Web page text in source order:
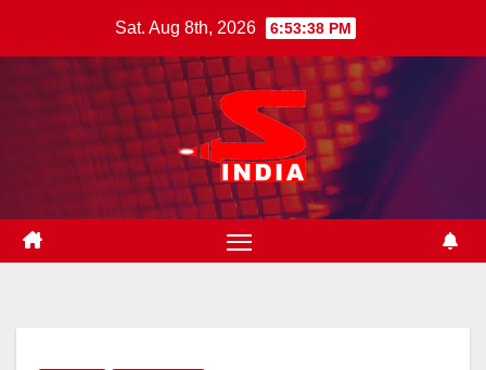
Sat. Aug 8th, 2026 6:53:39 PM